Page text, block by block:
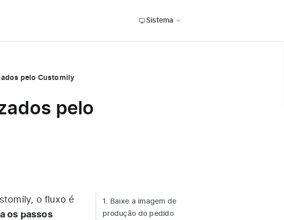
Sistema
pelo Customily
pelo
o fluxo é
os passos
1. Baixe a imagem de
produção do pedido